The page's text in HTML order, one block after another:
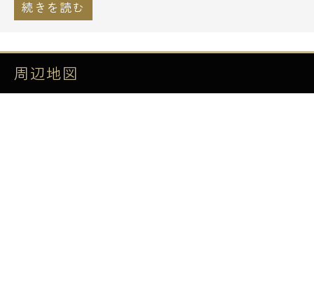
大江戸線・半蔵門線「清澄白河駅」から徒歩
好です！
1K・1DKタイプの多種多様なルームプランを
ご用意しており単身者はもちろん二人入居も
周辺地図